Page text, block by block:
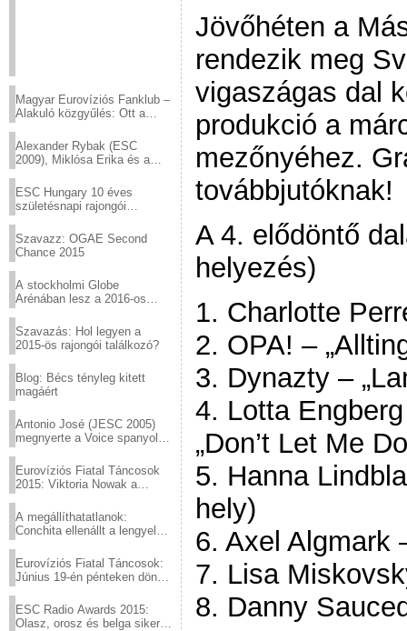
Magyar Eurovíziós Fanklub –
Alakuló közgyűlés: Ott a
Alexander Rybak (ESC
2009), Miklósa Erika és a
sztárjai a Margitszigeten
ESC Hungary 10 éves
születésnapi rajongói
Szavazz: OGAE Second
Chance 2015
A stockholmi Globe
Arénában lesz a 2016-os
Szavazás: Hol legyen a
2015-ös rajongói találkozó?
Blog: Bécs tényleg kitett
magáért
Antonio José (JESC 2005)
megnyerte a Voice spanyol
Eurovíziós Fiatal Táncosok
2015: Viktoria Nowak a
A megállíthatatlanok:
Conchita ellenállt a lengyel
Eurovíziós Fiatal Táncosok:
Június 19-én pénteken döntő
ESC Radio Awards 2015:
Olasz, orosz és belga siker,
Jövőhéten a
rendezik meg
vigaszágas dal
produkció a
mezőnyéhez.
továbbjutóknak!
A 4. elődöntő
helyezés)
1. Charlotte
2. OPA! –
3. Dynazty –
4. Lotta
„Don’t Let Me
5. Hanna
hely)
6. Axel Algmark
7. Lisa
8. Danny